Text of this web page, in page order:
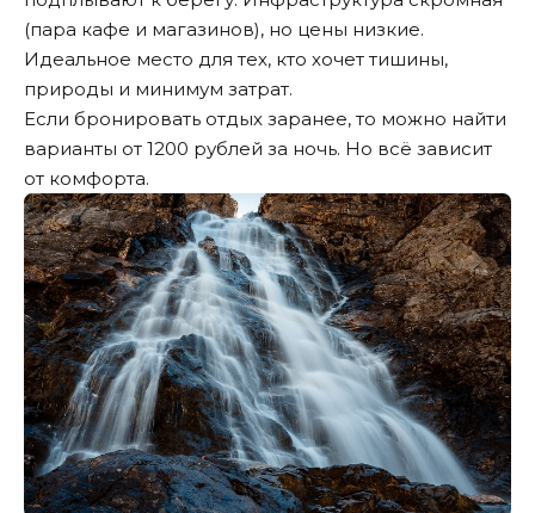
(пара кафе и магазинов), но цены низкие.
Идеальное место для тех, кто хочет тишины,
природы и минимум затрат.
Если бронировать отдых заранее, то можно найти
варианты от 1200 рублей за ночь. Но всё зависит
от комфорта.